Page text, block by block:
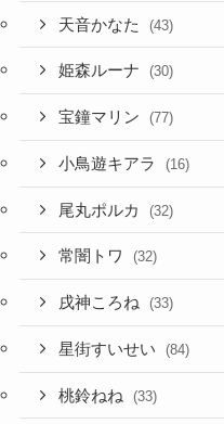
天音かなた (43)
姫森ルーナ (30)
宝鐘マリン (77)
小鳥遊キアラ (16)
尾丸ポルカ (32)
常闇トワ (32)
戌神ころね (33)
星街すいせい (84)
桃鈴ねね (33)